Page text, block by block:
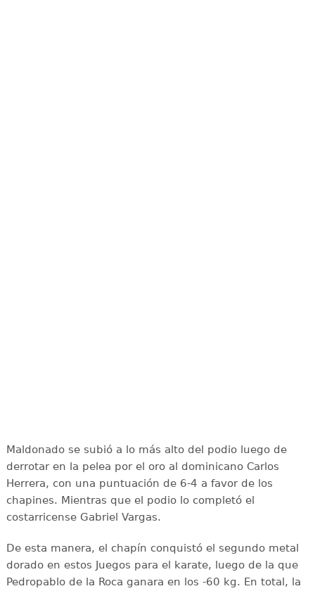
Maldonado se subió a lo más alto del podio luego de
derrotar en la pelea por el oro al dominicano Carlos
Herrera, con una puntuación de 6-4 a favor de los
chapines. Mientras que el podio lo completó el
costarricense Gabriel Vargas.
De esta manera, el chapín conquistó el segundo metal
dorado en estos Juegos para el karate, luego de la que
Pedropablo de la Roca ganara en los -60 kg. En total, la